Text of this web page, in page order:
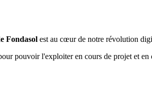
Fondasol est au cœur de notre révolution
pouvoir l'exploiter en cours de projet et